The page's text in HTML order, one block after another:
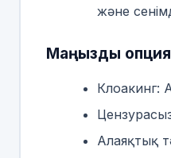
және
Маңызды
Клоакинг:
Алаяқтық